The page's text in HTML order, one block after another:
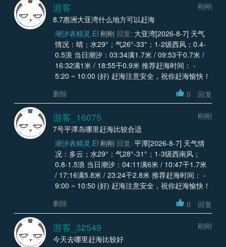
游客
刚刚
8.7惠洲大亚湾什么地方可以赶海
潮汐表精灵.EI 刚刚 回复: 大亚湾[2026-8-7] 天气
情况：晴；水29°；气26°-33°；1-2级西风；0.4-
0.5浪 当日潮汐：03:34满1.7米 / 09:53干0.7米 /
16:32满1米 / 18:55干0.9米 推荐赶海时间： -
5:20 ~ 10:00 (好) 赶海注意安全，祝你赶海愉快！
删除
0 回复
游客_16075
刚刚
7号平潭岛哪里赶海比较合适
潮汐表精灵.EI 刚刚 回复: 平潭[2026-8-7] 天气情
况：多云；水29°；气28°-31°；1-3级西南风；
0.8-1.5浪 当日潮汐：04:11满6米 / 10:47干1.7米
/ 17:16满5.8米 / 23:24干2.8米 推荐赶海时间： -
9:00 ~ 10:50 (好) 赶海注意安全，祝你赶海愉快！
删除
0 回复
游客_32549
刚刚
今天去哪里赶海比较好